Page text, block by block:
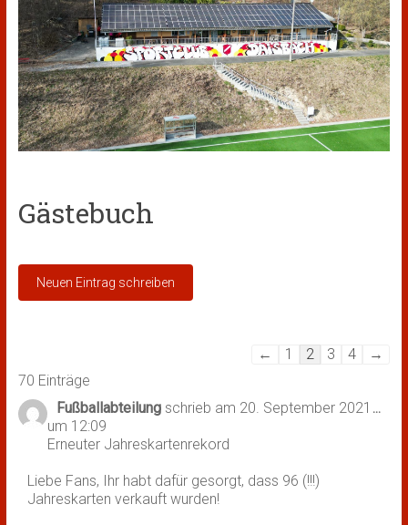
Gästebuch
Navigation
← 1 2 3 4
→
70 Einträge
Fußballabteilung schrieb am 20. September 2021
um 12:09
Erneuter Jahreskartenrekord
Liebe Fans, Ihr habt dafür gesorgt, dass 96 (!!!)
Jahreskarten verkauft wurden!
...